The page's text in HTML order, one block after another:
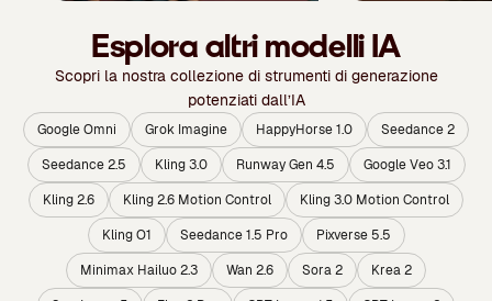
Esplora altri modelli IA
Scopri la nostra collezione di strumenti di generazione
potenziati dall’IA
Google Omni Grok Imagine HappyHorse 1.0
Seedance 2
Seedance 2.5
Kling 3.0 Runway Gen 4.5
Google Veo 3.1
Kling 2.6
Kling 2.6 Motion Control
Kling 3.0 Motion Control
Kling O1
Seedance 1.5 Pro
Pixverse 5.5
Minimax Hailuo 2.3
Wan 2.6 Sora 2
Krea 2